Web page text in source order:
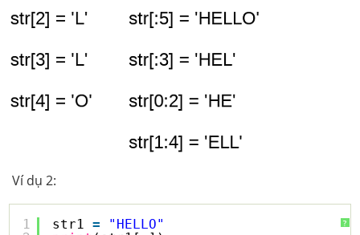
Ví dụ 2:
?
1
str1 =
"HELLO"